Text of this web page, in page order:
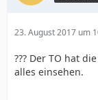
23. August 2017 um
??? Der TO hat
alles einsehen.